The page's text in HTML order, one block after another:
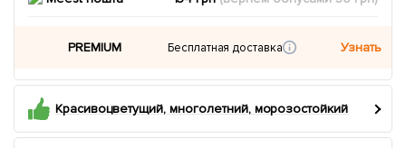
PREMIUM Бесплатная доставка Узнать
Красивоцветущий, многолетний, морозостойкий